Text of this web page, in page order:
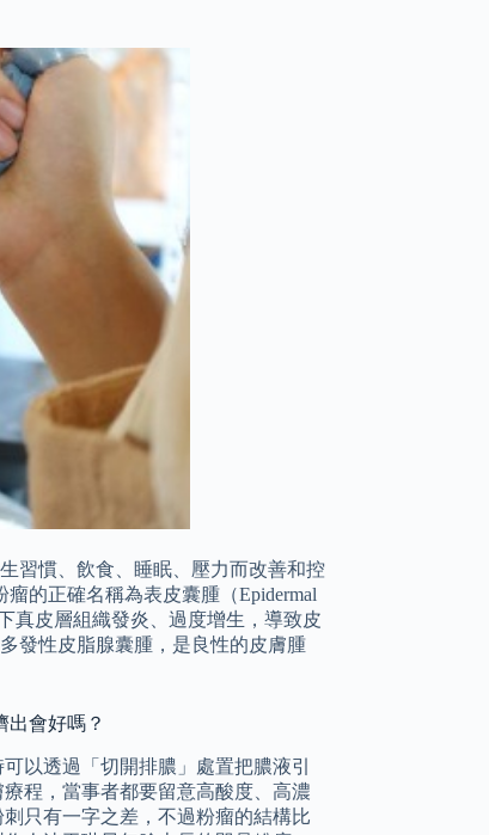
習慣、飲食、睡眠、壓力而改善和控
的正確名稱為表皮囊腫（Epidermal
真皮層組織發炎、過度增生，導致皮
發性皮脂腺囊腫，是良性的皮膚腫
出會好嗎？
以透過「切開排膿」處置把膿液引
程，當事者都要留意高酸度、高濃
只有一字之差，不過粉瘤的結構比